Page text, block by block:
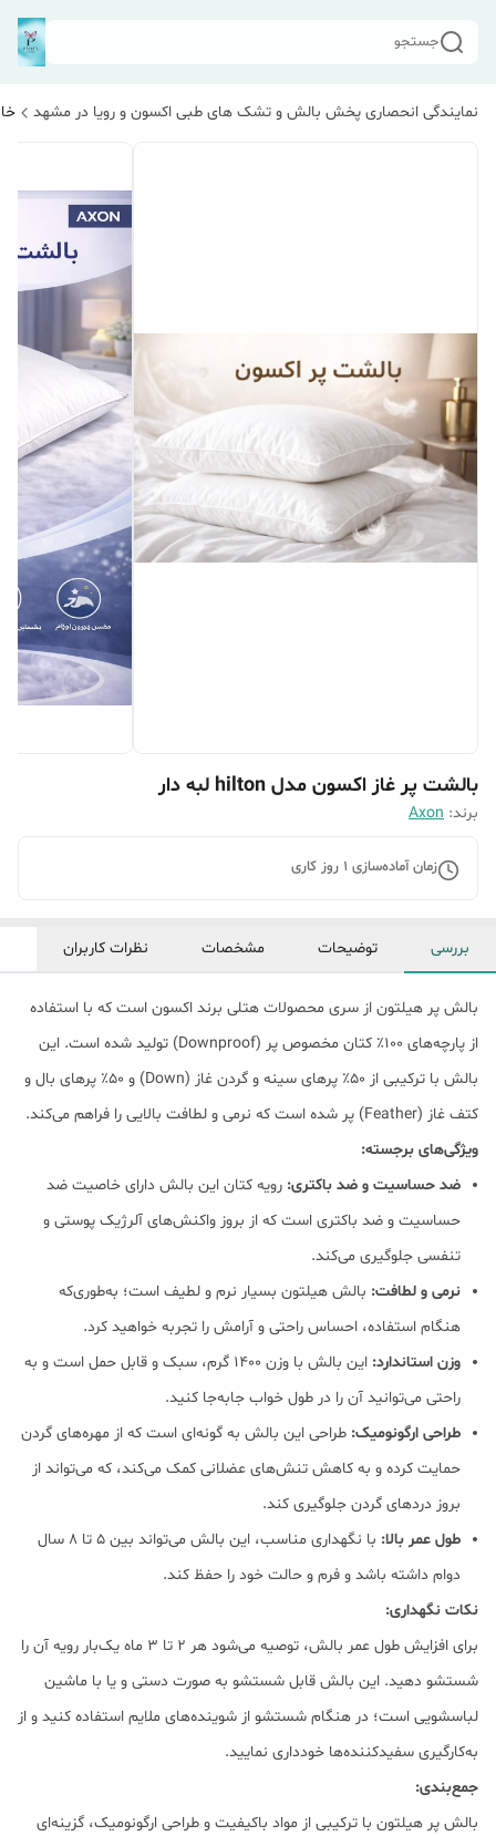
جستجو
نمایندگی انحصاری پخش بالش و تشک های طبی اکسون و رویا در مشهد
بالشت پر غاز اکسون مدل hilton لبه دار
برند: Axon
زمان آماده‌سازی 1 روز کاری
بررسی توضیحات مشخصات نظرات کاربران
بالش پر هیلتون از سری محصولات هتلی برند اکسون است که با استفاده
از پارچه‌های ۱۰۰٪ کتان مخصوص پر (Downproof) تولید شده است. این
بالش با ترکیبی از ۵۰٪ پرهای سینه و گردن غاز (Down) و ۵۰٪ پرهای بال و
کتف غاز (Feather) پر شده است که نرمی و لطافت بالایی را فراهم می‌کند.
ویژگی‌های برجسته:
ضد حساسیت و ضد باکتری: رویه کتان این بالش دارای خاصیت ضد
حساسیت و ضد باکتری است که از بروز واکنش‌های آلرژیک پوستی و
تنفسی جلوگیری می‌کند.
نرمی و لطافت: بالش هیلتون بسیار نرم و لطیف است؛ به‌طوری‌که
هنگام استفاده، احساس راحتی و آرامش را تجربه خواهید کرد.
وزن استاندارد:
این بالش با وزن ۱۴۰۰ گرم، سبک و قابل حمل است و به
راحتی می‌توانید آن را در طول خواب جابه‌جا کنید.
طراحی ارگونومیک: طراحی این بالش به گونه‌ای است که از مهره‌های گردن
حمایت کرده و به کاهش تنش‌های عضلانی کمک می‌کند، که می‌تواند از
بروز دردهای گردن جلوگیری کند.
طول عمر بالا:
با نگهداری مناسب، این بالش می‌تواند بین ۵ تا ۸ سال
دوام داشته باشد و فرم و حالت خود را حفظ کند.
نکات نگهداری:
برای افزایش طول عمر بالش، توصیه می‌شود هر ۲ تا ۳ ماه یک‌بار رویه آن را
شستشو دهید. این بالش قابل شستشو به صورت دستی و یا با ماشین
لباسشویی است؛ در هنگام شستشو از شوینده‌های ملایم استفاده کنید و از
به‌کارگیری سفیدکننده‌ها خودداری نمایید.
جمع‌بندی:
بالش پر هیلتون با ترکیبی از مواد باکیفیت و طراحی ارگونومیک، گزینه‌ای